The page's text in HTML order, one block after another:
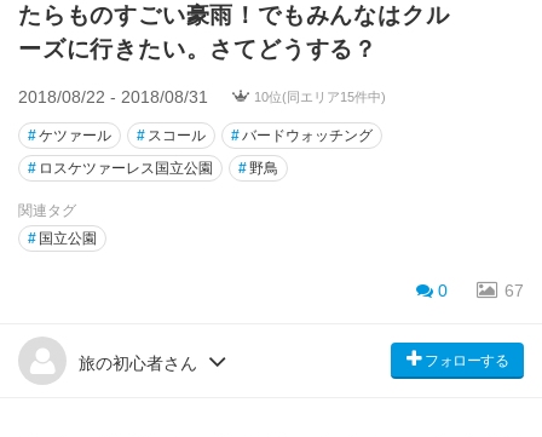
たらものすごい豪雨！でもみんなはクル
ーズに行きたい。さてどうする？
2018/08/22 - 2018/08/31 10位(同エリア15件中)
#ケツァール # スコール #バードウォッチング
# ロスケツァーレス国立公園 #野鳥
関連タグ
# 国立公園
0 67
旅の初心者さん フォローする